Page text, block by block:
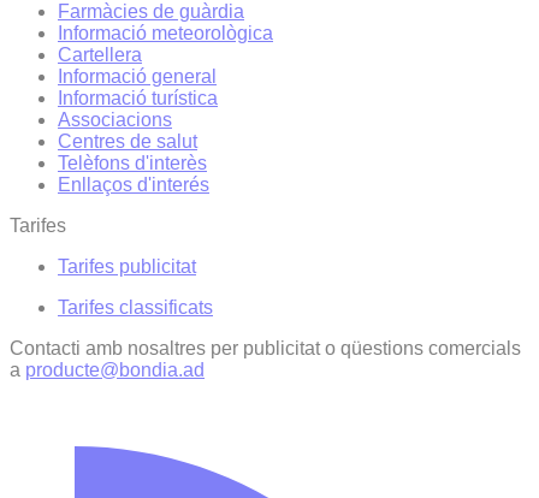
Farmàcies de guàrdia
Informació meteorològica
Cartellera
Informació general
Informació turística
Associacions
Centres de salut
Telèfons d'interès
Enllaços d'interés
Tarifes
Tarifes publicitat
Tarifes classificats
Contacti amb nosaltres per publicitat o qüestions comercials
a producte@bondia.ad